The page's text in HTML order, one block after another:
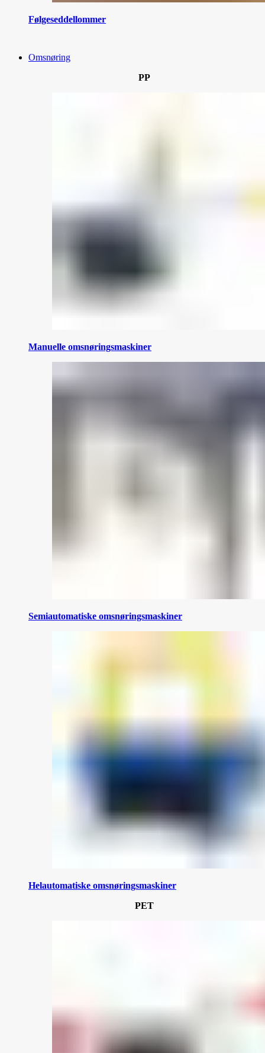
Følgeseddellommer
Omsnøring
PP
Manuelle omsnøringsmaskiner
Semiautomatiske omsnøringsmaskiner
Helautomatiske omsnøringsmaskiner
PET